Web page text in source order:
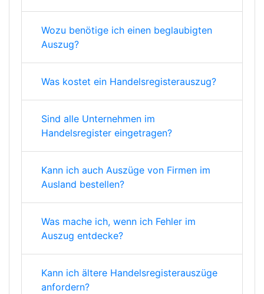
Wozu benötige ich einen beglaubigten
Auszug?
Was kostet ein Handelsregisterauszug?
Sind alle Unternehmen im
Handelsregister eingetragen?
Kann ich auch Auszüge von Firmen im
Ausland bestellen?
Was mache ich, wenn ich Fehler im
Auszug entdecke?
Kann ich ältere Handelsregisterauszüge
anfordern?